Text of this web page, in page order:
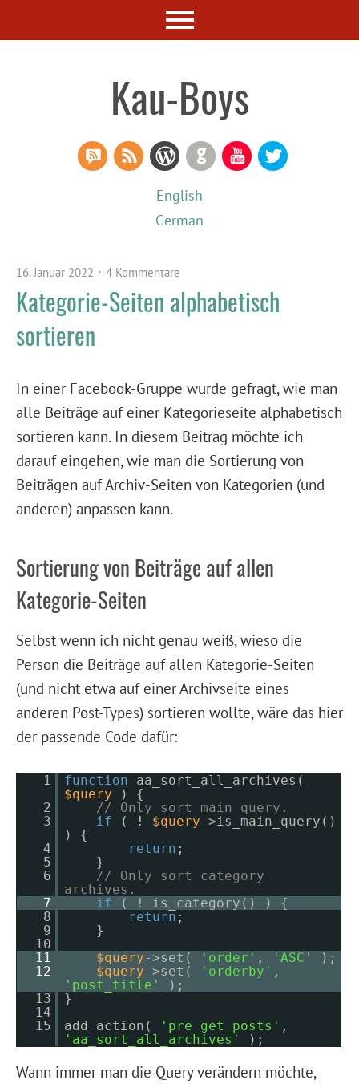
Kau-Boys
YouTube
GitHub
WordPress
RSS Feed
RSS Comments
English
German
16. Januar 2022 4 Kommentare
Kategorie-Seiten alphabetisch
sortieren
In einer Facebook-Gruppe wurde gefragt, wie man
alle Beiträge auf einer Kategorieseite alphabetisch
sortieren kann. In diesem Beitrag möchte ich
darauf eingehen, wie man die Sortierung von
Beiträgen auf Archiv-Seiten von Kategorien (und
anderen) anpassen kann.
Sortierung von Beiträge auf allen
Kategorie-Seiten
Selbst wenn ich nicht genau weiß, wieso die
Person die Beiträge auf allen Kategorie-Seiten
(und nicht etwa auf einer Archivseite eines
anderen Post-Types) sortieren wollte, wäre das hier
der passende Code dafür:
1 function
aa_sort_all_archives(
$query
) {
2
// Only sort main query.
3
if ( ! $query->is_main_query()
) {
4
return ;
5
}
6
// Only sort category
archives.
7
if
( ! is_category() ) {
8
return ;
9
}
10
11
$query->set( 'order' , 'ASC'
);
12
$query->set( 'orderby' ,
'post_title'
);
13
}
14
15
add_action( 'pre_get_posts' ,
'aa_sort_all_archives'
);
Wann immer man die Query verändern möchte,